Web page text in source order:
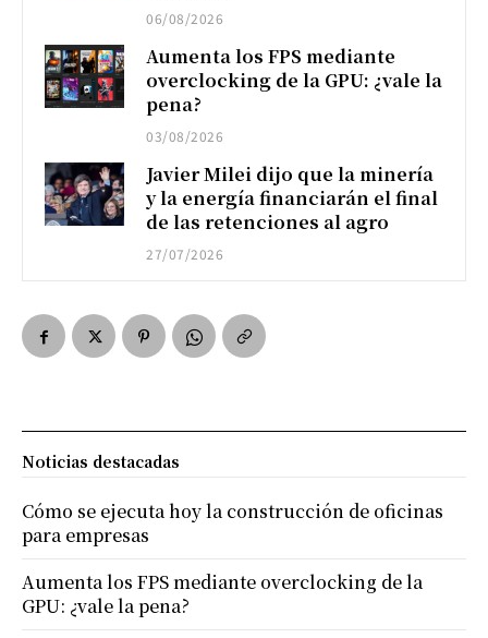
06/08/2026
Aumenta los FPS mediante
overclocking de la GPU: ¿vale la
pena?
03/08/2026
Javier Milei dijo que la minería
y la energía financiarán el final
de las retenciones al agro
27/07/2026
Noticias destacadas
Cómo se ejecuta hoy la construcción de oficinas
para empresas
Aumenta los FPS mediante overclocking de la
GPU: ¿vale la pena?